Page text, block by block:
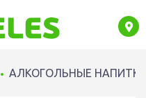
АЛКОГОЛЬНЫЕ